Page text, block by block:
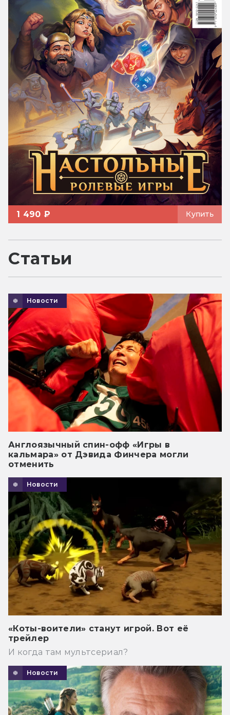
1 490 ₽ Купить
Статьи
Новости
Англоязычный спин-офф «Игры в
кальмара» от Дэвида Финчера могли
отменить
Новости
«Коты-воители» станут игрой. Вот её
трейлер
И когда там мультсериал?
Новости